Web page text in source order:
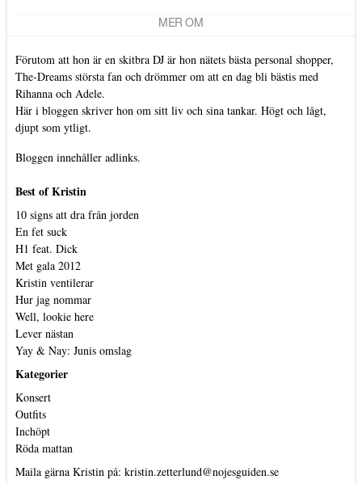
MER OM
Förutom att hon är en skitbra DJ är hon nätets bästa personal shopper,
The-Dreams största fan och drömmer om att en dag bli bästis med
Rihanna och Adele.
Här i bloggen skriver hon om sitt liv och sina tankar. Högt och lågt,
djupt som ytligt.
Bloggen innehåller adlinks.
Best of Kristin
10 signs att dra från jorden
En fet suck
H1 feat. Dick
Met gala 2012
Kristin ventilerar
Hur jag nommar
Well, lookie here
Lever nästan
Yay & Nay: Junis omslag
Kategorier
Konsert
Outfits
Inchöpt
Röda mattan
Maila gärna Kristin på: kristin.zetterlund@nojesguiden.se